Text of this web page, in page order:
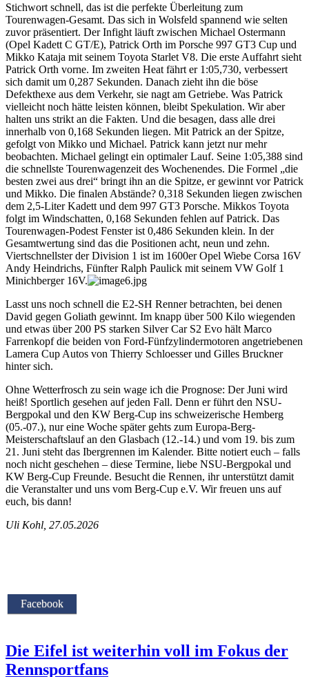
Stichwort schnell, das ist die perfekte Überleitung zum
Tourenwagen-Gesamt. Das sich in Wolsfeld spannend wie selten
zuvor präsentiert. Der Infight läuft zwischen Michael Ostermann
(Opel Kadett C GT/E), Patrick Orth im Porsche 997 GT3 Cup und
Mikko Kataja mit seinem Toyota Starlet V8. Die erste Auffahrt sieht
Patrick Orth vorne. Im zweiten Heat fährt er 1:05,730, verbessert
sich damit um 0,287 Sekunden. Danach zieht ihn die böse
Defekthexe aus dem Verkehr, sie nagt am Getriebe. Was Patrick
vielleicht noch hätte leisten können, bleibt Spekulation. Wir aber
halten uns strikt an die Fakten. Und die besagen, dass alle drei
innerhalb von 0,168 Sekunden liegen. Mit Patrick an der Spitze,
gefolgt von Mikko und Michael. Patrick kann jetzt nur mehr
beobachten. Michael gelingt ein optimaler Lauf. Seine 1:05,388 sind
die schnellste Tourenwagenzeit des Wochenendes. Die Formel „die
besten zwei aus drei“ bringt ihn an die Spitze, er gewinnt vor Patrick
und Mikko. Die finalen Abstände? 0,318 Sekunden liegen zwischen
dem 2,5-Liter Kadett und dem 997 GT3 Porsche. Mikkos Toyota
folgt im Windschatten, 0,168 Sekunden fehlen auf Patrick. Das
Tourenwagen-Podest Fenster ist 0,486 Sekunden klein. In der
Gesamtwertung sind das die Positionen acht, neun und zehn.
Viertschnellster der Division 1 ist im 1600er Opel Wiebe Corsa 16V
Andy Heindrichs, Fünfter Ralph Paulick mit seinem VW Golf 1
Minichberger 16V.
Lasst uns noch schnell die E2-SH Renner betrachten, bei denen
David gegen Goliath gewinnt. Im knapp über 500 Kilo wiegenden
und etwas über 200 PS starken Silver Car S2 Evo hält Marco
Farrenkopf die beiden von Ford-Fünfzylindermotoren angetriebenen
Lamera Cup Autos von Thierry Schloesser und Gilles Bruckner
hinter sich.
Ohne Wetterfrosch zu sein wage ich die Prognose: Der Juni wird
heiß! Sportlich gesehen auf jeden Fall. Denn er führt den NSU-
Bergpokal und den KW Berg-Cup ins schweizerische Hemberg
(05.-07.), nur eine Woche später gehts zum Europa-Berg-
Meisterschaftslauf an den Glasbach (12.-14.) und vom 19. bis zum
21. Juni steht das Ibergrennen im Kalender. Bitte notiert euch – falls
noch nicht geschehen – diese Termine, liebe NSU-Bergpokal und
KW Berg-Cup Freunde. Besucht die Rennen, ihr unterstützt damit
die Veranstalter und uns vom Berg-Cup e.V. Wir freuen uns auf
euch, bis dann!
Uli Kohl, 27.05.2026
Facebook
Die Eifel ist weiterhin voll im Fokus der
Rennsportfans